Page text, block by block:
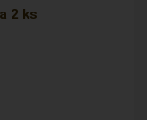
2 ks